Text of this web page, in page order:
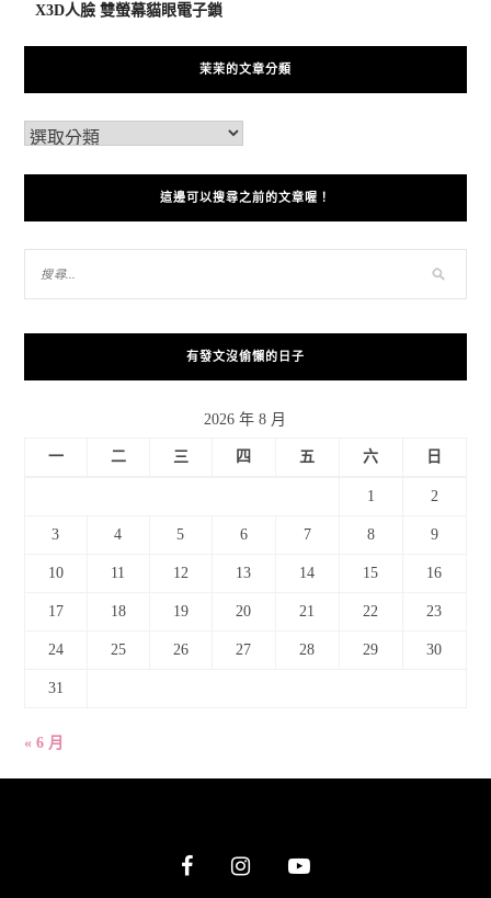
X3D人臉 雙螢幕貓眼電子鎖
茉茉的文章分類
這邊可以搜尋之前的文章喔！
有發文沒偷懶的日子
2026 年 8 月
一 二 三 四 五 六 日
1 2
3 4 5 6 7 8 9
10 11 12 13 14 15 16
17 18 19 20 21 22 23
24 25 26 27 28 29 30
31
« 6 月